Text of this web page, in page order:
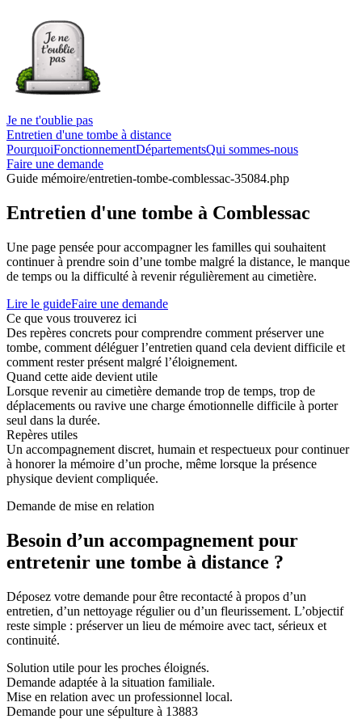
Je ne t'oublie pas
Entretien d'une tombe à distance
PourquoiFonctionnementDépartementsQui sommes-nous
Faire une demande
Guide mémoire/entretien-tombe-comblessac-35084.php
Entretien d'une tombe à Comblessac
Une page pensée pour accompagner les familles qui souhaitent
continuer à prendre soin d’une tombe malgré la distance, le manque
de temps ou la difficulté à revenir régulièrement au cimetière.
Lire le guideFaire une demande
Ce que vous trouverez ici
Des repères concrets pour comprendre comment préserver une
tombe, comment déléguer l’entretien quand cela devient difficile et
comment rester présent malgré l’éloignement.
Quand cette aide devient utile
Lorsque revenir au cimetière demande trop de temps, trop de
déplacements ou ravive une charge émotionnelle difficile à porter
seul dans la durée.
Repères utiles
Un accompagnement discret, humain et respectueux pour continuer
à honorer la mémoire d’un proche, même lorsque la présence
physique devient compliquée.
Demande de mise en relation
Besoin d’un accompagnement pour
entretenir une tombe à distance ?
Déposez votre demande pour être recontacté à propos d’un
entretien, d’un nettoyage régulier ou d’un fleurissement. L’objectif
reste simple : préserver un lieu de mémoire avec tact, sérieux et
continuité.
Solution utile pour les proches éloignés.
Demande adaptée à la situation familiale.
Mise en relation avec un professionnel local.
Demande pour une sépulture à 13883